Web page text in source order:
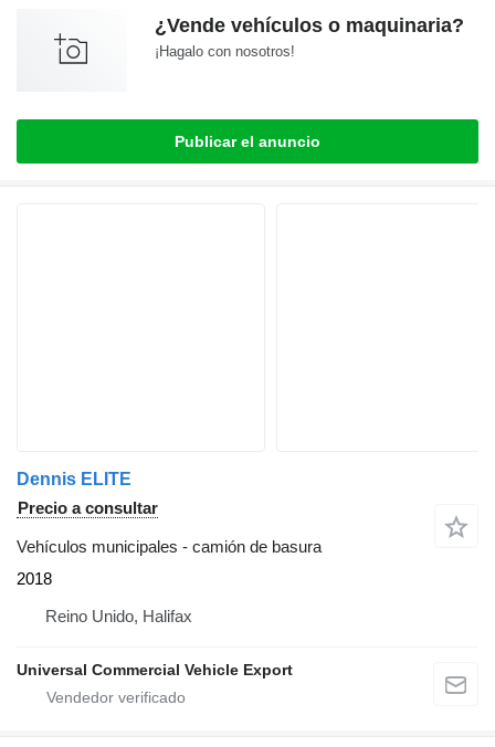
¿Vende vehículos o maquinaria?
¡Hagalo con nosotros!
Publicar el anuncio
Dennis ELITE
Precio a consultar
Vehículos municipales - camión de basura
2018
Reino Unido, Halifax
Universal Commercial Vehicle Export